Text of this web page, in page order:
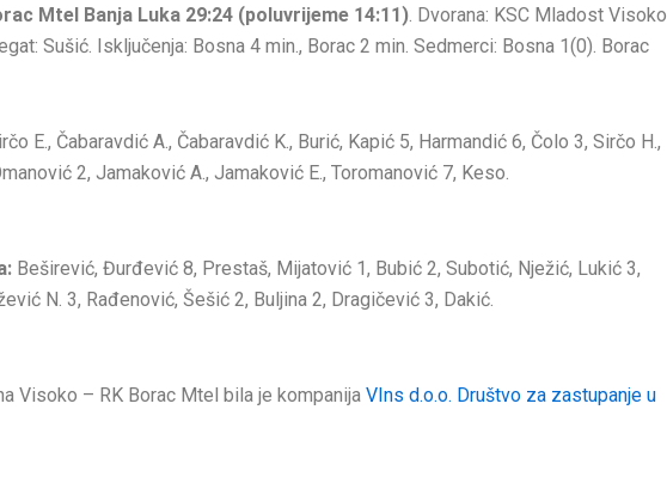
Mtel Banja Luka 29:24 (poluvrijeme 14:11) . Dvorana: KSC Mladost Visoko.
Sušić. Isključenja: Bosna 4 min., Borac 2 min. Sedmerci: Bosna 1(0). Borac
E., Čabaravdić A., Čabaravdić K., Burić, Kapić 5, Harmandić 6, Čolo 3, Sirčo H.,
2, Jamaković A., Jamaković E., Toromanović 7, Keso.
Beširević, Đurđević 8, Prestaš, Mijatović 1, Bubić 2, Subotić, Nježić, Lukić 3,
N. 3, Rađenović, Šešić 2, Buljina 2, Dragičević 3, Dakić.
Visoko – RK Borac Mtel bila je kompanija VIns d.o.o. Društvo za zastupanje u